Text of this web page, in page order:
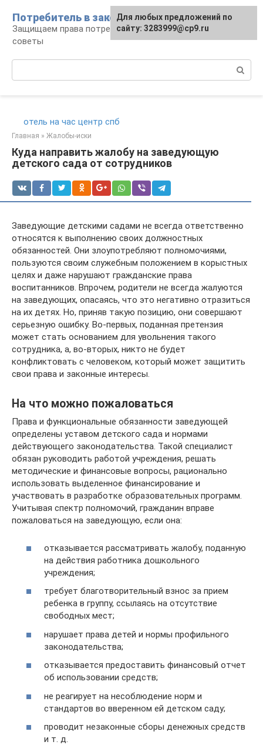
контенту
Потребитель в законе
Защищаем права потребителя: документы и
советы
отель на час центр спб
Главная » Жалобы-иски
Куда направить жалобу на заведующую
детского сада от сотрудников
Заведующие детскими садами не всегда ответственно
относятся к выполнению своих должностных
обязанностей. Они злоупотребляют полномочиями,
пользуются своим служебным положением в корыстных
целях и даже нарушают гражданские права
воспитанников. Впрочем, родители не всегда жалуются
на заведующих, опасаясь, что это негативно отразиться
на их детях. Но, приняв такую позицию, они совершают
серьезную ошибку. Во-первых, поданная претензия
может стать основанием для увольнения такого
сотрудника, а, во-вторых, никто не будет
конфликтовать с человеком, который может защитить
свои права и законные интересы.
На что можно пожаловаться
Права и функциональные обязанности заведующей
определены уставом детского сада и нормами
действующего законодательства. Такой специалист
обязан руководить работой учреждения, решать
методические и финансовые вопросы, рационально
использовать выделенное финансирование и
участвовать в разработке образовательных программ.
Учитывая спектр полномочий, гражданин вправе
пожаловаться на заведующую, если она:
отказывается рассматривать жалобу, поданную
на действия работника дошкольного
учреждения;
требует благотворительный взнос за прием
ребенка в группу, ссылаясь на отсутствие
свободных мест;
нарушает права детей и нормы профильного
законодательства;
отказывается предоставить финансовый отчет
об использовании средств;
не реагирует на несоблюдение норм и
стандартов во вверенном ей детском саду;
проводит незаконные сборы денежных средств
и т. д.
Для любых предложений по
сайту: 3283999@cp9.ru